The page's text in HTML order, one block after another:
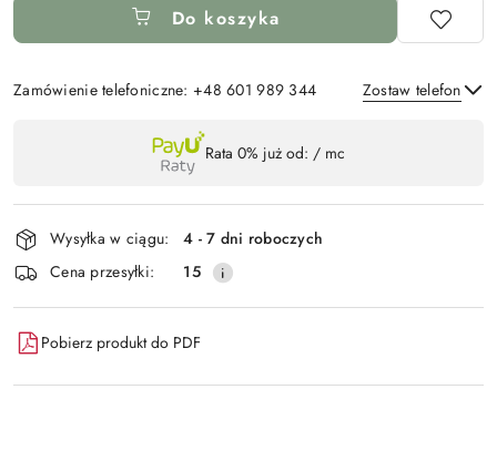
Do koszyka
Zamówienie telefoniczne: +48 601 989 344 Zostaw telefon
płatność
i
dostawa
Rata 0% już od: / mc
Wysyłka w ciągu:
4 - 7 dni roboczych
Cena przesyłki:
15
Pobierz produkt do PDF